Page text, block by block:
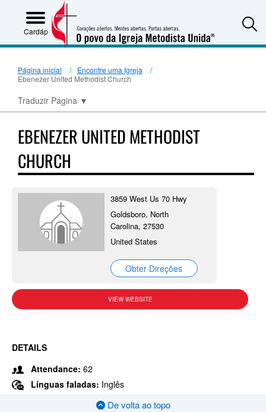
Cardápio
Página inicial
Encontre uma Igreja
Ebenezer United Methodist Church
Traduzir Página ▼
EBENEZER UNITED METHODIST
CHURCH
3859 West Us 70 Hwy
Goldsboro, North
Carolina, 27530
United States
Obter Direções
VIEW WEBSITE
DETAILS
Attendance: 62
Línguas faladas: Inglês
De volta ao topo